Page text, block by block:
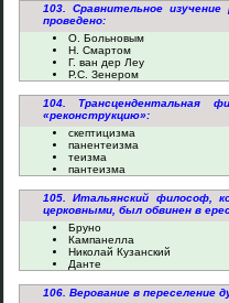
103. Сравнительное
проведено:
О. Больновым
Н. Смартом
Г. ван дер Леу
Р.С. Зенером
104. Трансцендентальная
«реконструкцию»:
скептицизма
панентеизма
теизма
пантеизма
105. Итальянский философ,
церковными, был обвинен в
Бруно
Кампанелла
Николай Кузанский
Данте
106. Верование в переселение